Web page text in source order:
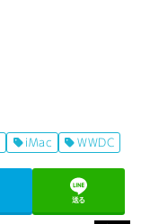
iMac WWDC
送る